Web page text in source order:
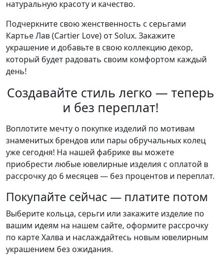
натуральную красоту и качество.
Подчеркните свою женственность с серьгами
Картье Лав (Cartier Love) от Solux. Закажите
украшение и добавьте в свою коллекцию декор,
который будет радовать своим комфортом каждый
день!
Создавайте стиль легко — теперь
и без переплат!
Воплотите мечту о покупке изделий по мотивам
знаменитых брендов или пары обручальных колец
уже сегодня! На нашей фабрике вы можете
приобрести любые ювелирные изделия с оплатой в
рассрочку до 6 месяцев — без процентов и переплат.
Покупайте сейчас — платите потом
Выберите кольца, серьги или закажите изделие по
вашим идеям на нашем сайте, оформите рассрочку
по карте Халва и наслаждайтесь новым ювелирным
украшением без ожидания.